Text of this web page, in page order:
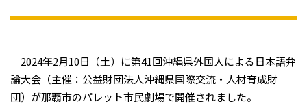
2024年2月10日（土）に第41回沖縄県外国人による日本語弁
論大会（主催：公益財団法人沖縄県国際交流・人材育成財
団）が那覇市のパレット市民劇場で開催されました。